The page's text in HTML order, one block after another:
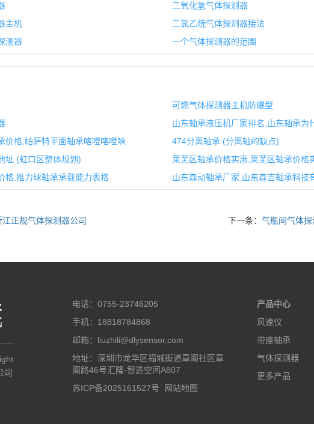
二氧化氢气体探测器
主机
二氯乙烷气体探测器接法
测器
一个气体探测器的范围
可燃气体探测器主机防爆型
山东轴承液压机厂家排名,山东轴承为
价格,帕萨特平面轴承咯噔咯噔响
474分离轴承 (分离轴的缺点)
址 (虹口区整体规划)
莱芜区轴承价格实惠,莱芜区轴承价格
格,推力球轴承承载能力表格
山东森动轴承厂家,山东森吉轴承科技
江正规气体探测器公司 下一条： 气瓶间气体探
司
电话：0755-23746205
手机：18818784868
邮箱：liuzhili@dlysensor.com
地址：深圳市龙华区福城街道章阁社区章
阁路46号汇隆·智造空间A807
苏ICP备2025161527号
网站地图
产品中心
风速仪
带座轴承
气体探测器
更多产品